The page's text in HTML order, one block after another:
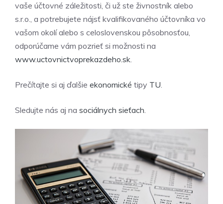
vaše účtovné záležitosti, či už ste živnostník alebo
s.r.o., a potrebujete nájsť kvalifikovaného účtovníka vo
vašom okolí alebo s celoslovenskou pôsobnosťou,
odporúčame vám pozrieť si možnosti na
www.uctovnictvoprekazdeho.sk.
Prečítajte si aj ďalšie ekonomické tipy TU.
Sledujte nás aj na sociálnych sieťach.